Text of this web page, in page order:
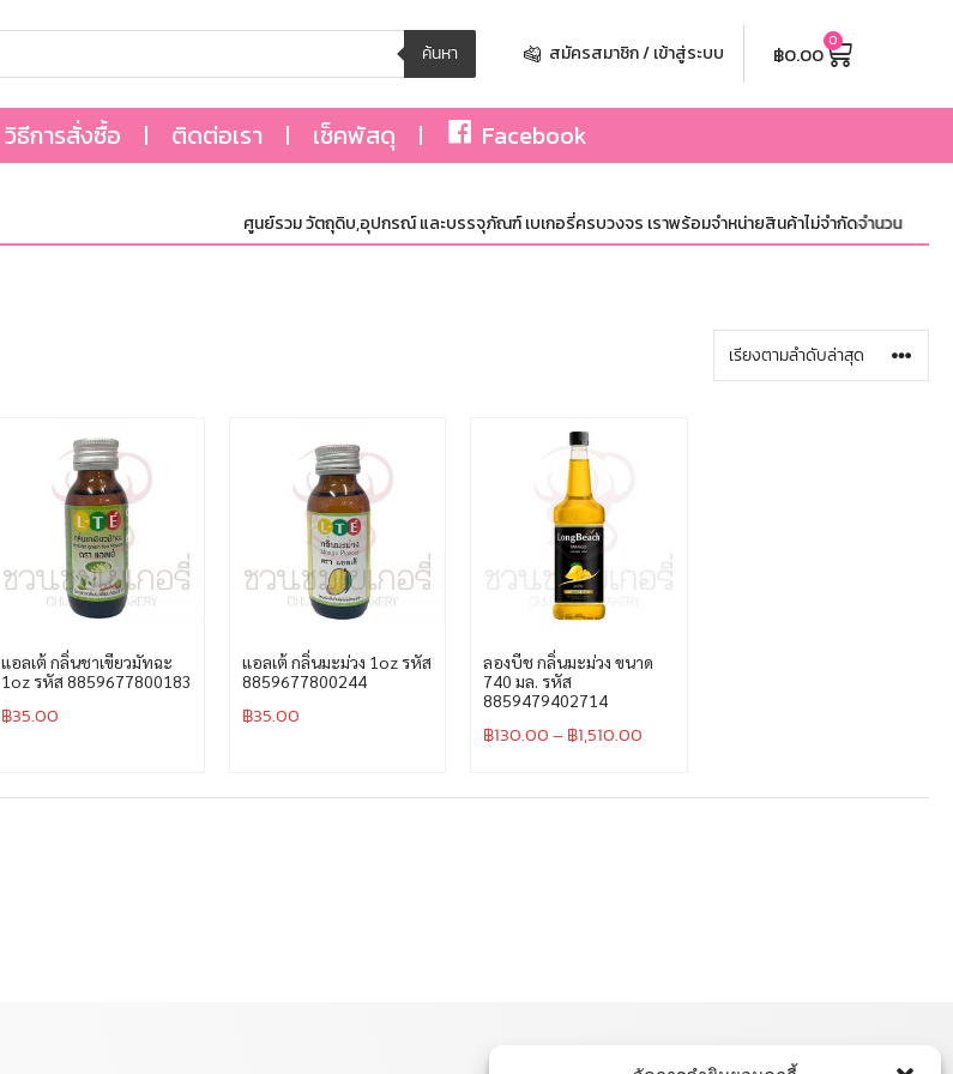
ค้นหา สมัครสมาชิก / เข้าสู่ระบบ ฿0.00 0
วิธีการสั่งซื้อ ติดต่อเรา เช็คพัสดุ Facebook
ศูนย์รวม วัตถุดิบ,อุปกรณ์ และบรรจุภัณฑ์ เบเกอรี่ครบวงจร เราพร้อมจำหน่ายสินค้าไม่จำกัดจำนวน ทั้งปลี
แอลเต้ กลิ่นชาเขียวมัทฉะ
1oz รหัส 8859677800183
฿35.00
แอลเต้ กลิ่นมะม่วง 1oz รหัส
8859677800244
฿35.00
ลองบีช กลิ่นมะม่วง ขนาด
740 มล. รหัส
8859479402714
฿130.00– ฿1,510.00